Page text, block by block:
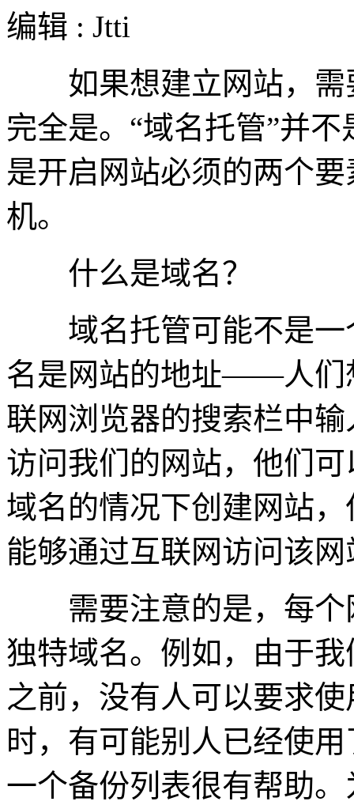
编辑 : Jtti
如果想建立网站，需
完全是。“域名托管”并
是开启网站必须的两个
机。
什么是域名？
域名托管可能不是一
名是网站的地址——人们
联网浏览器的搜索栏中
访问我们的网站，他们
域名的情况下创建网站
能够通过互联网访问该网
需要注意的是，每个
独特域名。例如，由于
之前，没有人可以要求
时，有可能别人已经使
一个备份列表很有帮助